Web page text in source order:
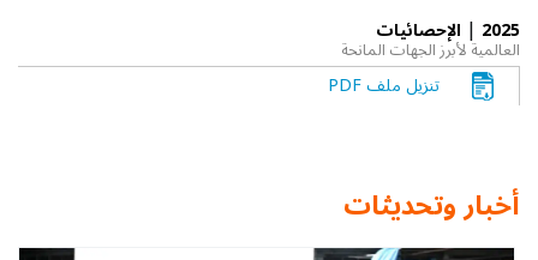
2025
| الإحصائيات
العالمية لأبرز الجهات المانحة
تنزيل ملف PDF
أخبار وتحديثات